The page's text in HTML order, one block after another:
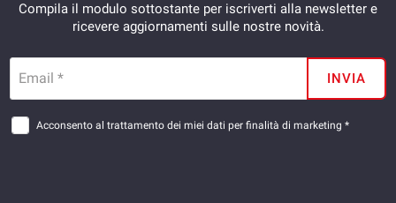
Compila il modulo sottostante per iscriverti alla newsletter e
ricevere aggiornamenti sulle nostre novità.
Email * INVIA
Acconsento al trattamento dei miei dati per finalità di marketing *